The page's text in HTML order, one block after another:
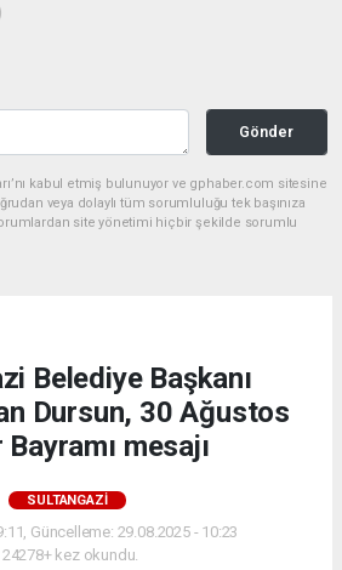
Gönder
kabul etmiş bulunuyor ve gphaber.com sitesine
veya dolaylı tüm sorumluluğu tek başınıza
site yönetimi hiçbir şekilde sorumlu
Belediye Başkanı
Dursun, 30 Ağustos
mesajı
SULTANGAZI
Güncelleme: 29.08.2025 - 10:23
24278+ kez okundu.